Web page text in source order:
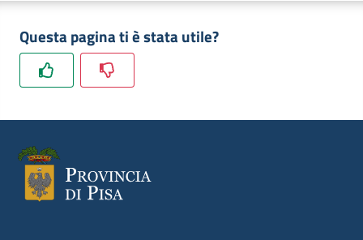
Documenti
e
dati
Argomenti
Questa pagina ti è stata utile?